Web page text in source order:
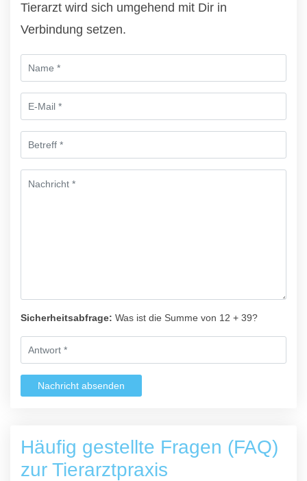
Tierarzt wird sich umgehend mit Dir in
Verbindung setzen.
Sicherheitsabfrage: Was ist die Summe von 12 + 39?
Nachricht absenden
Häufig gestellte Fragen (FAQ)
zur Tierarztpraxis